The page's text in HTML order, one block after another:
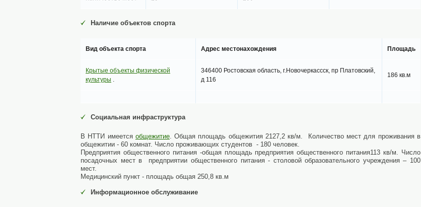
Наличие объектов спорта
Вид объекта спорта Адрес местонахождения Площадь
Крытые объекты физической
культуры .
346400 Ростовская область, г.Новочеркассск, пр Платовский,
д 116
186 кв.м
Социальная инфраструктура
В НТТИ имеется общежитие. Общая площадь общежития 2127,2 кв/м. Количество мест для проживания в
общежитии - 60 комнат. Число проживающих студентов - 180 человек.
Предприятия общественного питания -общая площадь предприятия общественного питания113 кв/м. Число
посадочных мест в предприятии общественного питания - столовой образовательного учреждения – 100
мест.
Медицинский пункт - площадь общая 250,8 кв.м
Информационное обслуживание